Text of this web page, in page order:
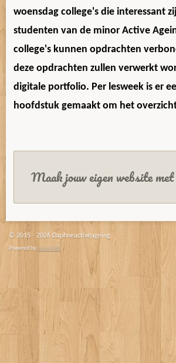
woensdag college's die interessant
studenten van de minor Active
college's kunnen opdrachten
deze opdrachten zullen verwerkt
digitale portfolio. Per lesweek is er
hoofdstuk gemaakt om het
Maak jouw eigen website met
© 2015 - 2026 Daphneactiveageing
Powered byJouwWeb